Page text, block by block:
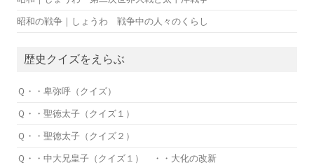
昭和の戦争｜しょうわ 戦争中の人々のくらし
歴史クイズをえらぶ
Ｑ・・卑弥呼（クイズ）
Ｑ・・聖徳太子（クイズ１）
Ｑ・・聖徳太子（クイズ２）
Ｑ・・中大兄皇子（クイズ１） ・・大化の改新